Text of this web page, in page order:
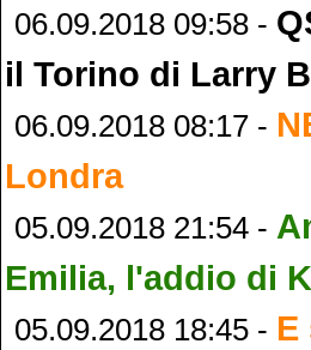
06.09.2018 09:58 -
il Torino di Larry
06.09.2018 08:17 -
Londra
05.09.2018 21:54 -
Emilia, l'addio di
05.09.2018 18:45 - E